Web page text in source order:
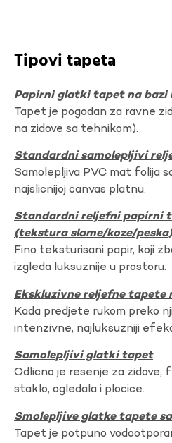
Tipovi tapeta
Papirni glatki tapet na bazi
Tapet je pogodan za ravne
na zidove sa tehnikom).
Standardni samolepljivi
Samolepljiva PVC mat folija
najslicnijoj canvas platnu.
Standardni reljefni papirni
(tekstura slame/koze/peska)
Fino teksturisani papir, koji
izgleda luksuznije u prostoru.
Ekskluzivne reljefne tapete
Kada predjete rukom preko
intenzivne, najluksuzniji
Samolepljivi glatki tapet
Odlicno je resenje za zidove,
staklo, ogledala i plocice.
Smolepljive glatke tapete
Tapet je potpuno